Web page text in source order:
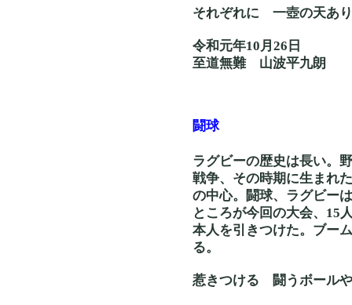
それぞれに 一壺
令和元年10月26日
至道無難 山波平九朗
闘球
ラグビーの歴史は長い。
戦争、その時期に生まれ
の中心。闘球、ラグビー
ところが今回の大会、15
本人を引きつけた。ブー
る。
惹きつける 闘うボ